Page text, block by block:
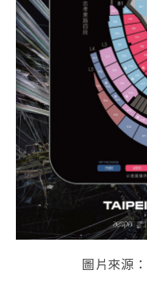
圖片來源：